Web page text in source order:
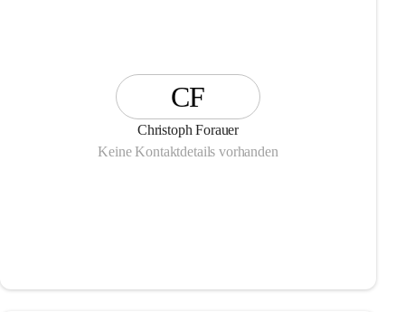
CF
Christoph Forauer
Keine Kontaktdetails vorhanden